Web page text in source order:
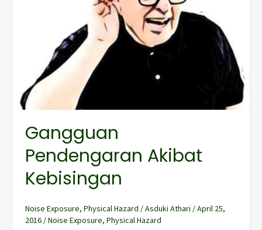
Gangguan
Pendengaran Akibat
Kebisingan
Noise Exposure, Physical Hazard /Asduki Athari /April 25,
2016 /Noise Exposure, Physical Hazard